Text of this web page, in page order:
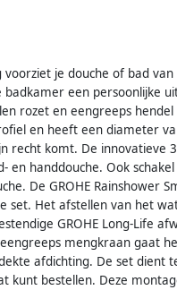
voorziet je douche of bad
een persoonlijke
rozet en eengreeps
en heeft een diameter
komt. De innovatieve
en handdouche. Ook
De GROHE Rainshower
set. Het afstellen van het
GROHE Long-Life
mengkraan gaat
afdichting. De set dient
kunt bestellen. Deze